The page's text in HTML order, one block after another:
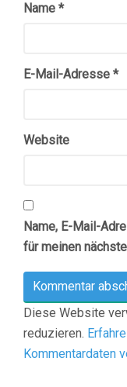
Name *
E-Mail-Adresse *
Website
Name, E-Mail-
für meinen
Diese Website
reduzieren.
Kommentardaten